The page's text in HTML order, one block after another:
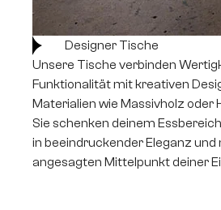
Designer Tische
Unsere Tische verbinden
Funktionalität mit kreativen
Materialien wie Massivholz oder
Sie schenken deinem
in beeindruckender Eleganz
angesagten Mittelpunkt deiner